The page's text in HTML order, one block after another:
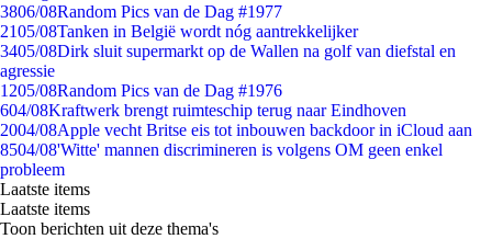
3806/08Random Pics van de Dag #1977
2105/08Tanken in België wordt nóg aantrekkelijker
3405/08Dirk sluit supermarkt op de Wallen na golf van diefstal en
agressie
1205/08Random Pics van de Dag #1976
604/08Kraftwerk brengt ruimteschip terug naar Eindhoven
2004/08Apple vecht Britse eis tot inbouwen backdoor in iCloud aan
8504/08'Witte' mannen discrimineren is volgens OM geen enkel
probleem
Laatste items
Laatste items
Toon berichten uit deze thema's